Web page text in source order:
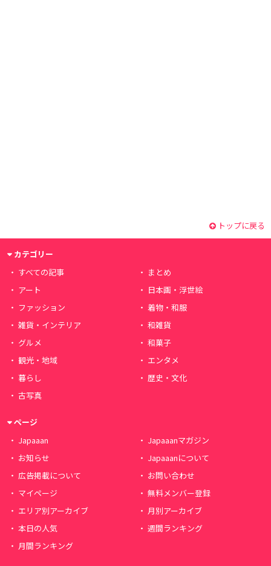
トップに戻る
カテゴリー
すべての記事
まとめ
アート
日本画・浮世絵
ファッション
着物・和服
雑貨・インテリア
和雑貨
グルメ
和菓子
観光・地域
エンタメ
暮らし
歴史・文化
古写真
ページ
Japaaan
Japaaanマガジン
お知らせ
Japaaanについて
広告掲載について
お問い合わせ
マイページ
無料メンバー登録
エリア別アーカイブ
月別アーカイブ
本日の人気
週間ランキング
月間ランキング